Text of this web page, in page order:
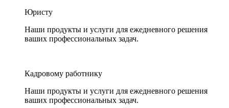
Юристу
Наши продукты и услуги для ежедневного решения
ваших профессиональных задач.
Кадровому работнику
Наши продукты и услуги для ежедневного решения
ваших профессиональных задач.